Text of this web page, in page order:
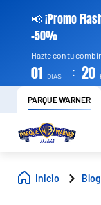
📢 ¡Promo
-50%
Hazte con tu
01 DIAS : 20
PARQUE WARNER
Inicio Blog